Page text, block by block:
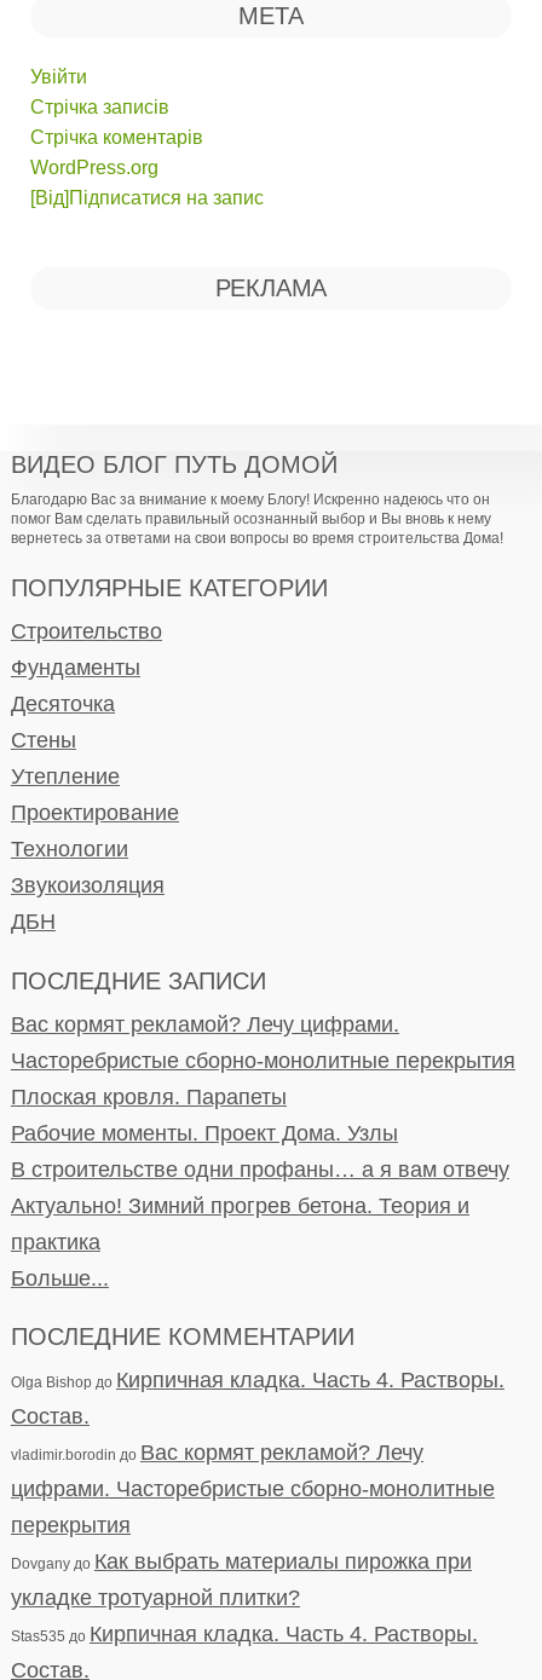
МЕТА
Увійти
Стрічка записів
Стрічка коментарів
WordPress.org
[Від]Підписатися на запис
РЕКЛАМА
ВИДЕО БЛОГ ПУТЬ ДОМОЙ
Благодарю Вас за внимание к моему Блогу! Искренно надеюсь что он
помог Вам сделать правильный осознанный выбор и Вы вновь к нему
вернетесь за ответами на свои вопросы во время строительства Дома!
ПОПУЛЯРНЫЕ КАТЕГОРИИ
Строительство
Фундаменты
Десяточка
Стены
Утепление
Проектирование
Технологии
Звукоизоляция
ДБН
ПОСЛЕДНИЕ ЗАПИСИ
Вас кормят рекламой? Лечу цифрами.
Часторебристые сборно-монолитные перекрытия
Плоская кровля. Парапеты
Рабочие моменты. Проект Дома. Узлы
В строительстве одни профаны… а я вам отвечу
Актуально! Зимний прогрев бетона. Теория и
практика
Больше...
ПОСЛЕДНИЕ КОММЕНТАРИИ
Olga Bishopдо Кирпичная кладка. Часть 4. Растворы.
Состав.
vladimir.borodin до Вас кормят рекламой? Лечу
цифрами. Часторебристые сборно-монолитные
перекрытия
Dovganyдо Как выбрать материалы пирожка при
укладке тротуарной плитки?
Stas535 до Кирпичная кладка. Часть 4. Растворы.
Состав.